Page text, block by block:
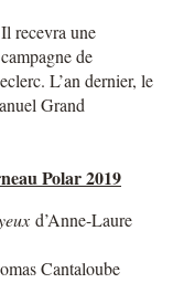
recevra une
de
L’an dernier, le
Grand
Polar 2019
d’Anne-Laure
Cantaloube